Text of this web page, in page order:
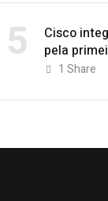
5
Cisco
pela
1 Share